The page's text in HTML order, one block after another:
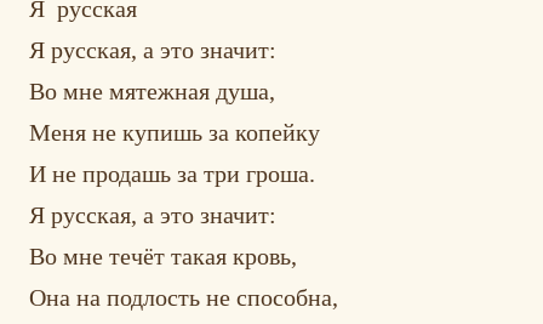
Я русская
Я русская, а это значит:
Во мне мятежная душа,
Меня не купишь за копейку
И не продашь за три гроша.
Я русская, а это значит:
Во мне течёт такая кровь,
Она на подлость не способна,